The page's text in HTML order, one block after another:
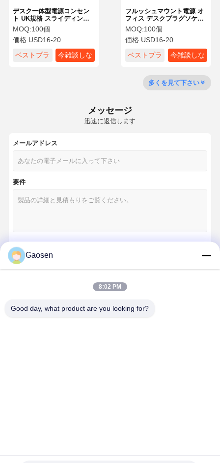
会社案内 品質管理 お問い合わせ ニュース
Blog
今雑談しなさ
い
卓上電源グロメット
デスククランプ電源コンセント
デスク下電源タップ
テーブルケーブルオーガナイザー
埋め込みUSB充電器
フルッシュマウント電源 オ
フィス デスクプラグソケッ
ト アウトレットボックス
110V-250V DHMI
MOQ:100個
価格:USD16-20
ベストプラ
今雑談しな
デスク一体型電源コンセン
ト UK規格 スライディング
ソケット LAN HDMIポート
搭載
MOQ:100個
価格:USD16-20
ベストプラ
今雑談しな
多くを見て下さい
メッセージ
迅速に返信します
メールアドレス
要件
Gaosen
8:02 PM
Good day, what product are you looking for?